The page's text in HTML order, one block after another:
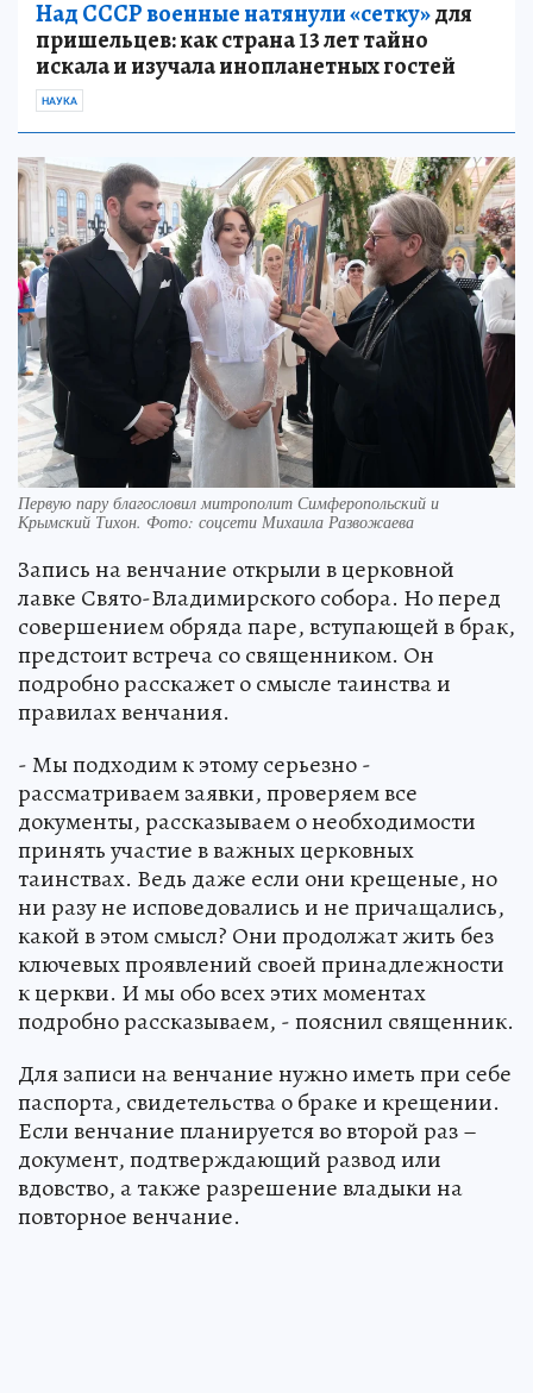
Над СССР военные натянули «сетку»для
пришельцев: как страна 13 лет тайно
искала и изучала инопланетных гостей
НАУКА
Первую пару благословил митрополит Симферопольский и
Крымский Тихон. Фото: соцсети Михаила Развожаева
Запись на венчание открыли в церковной
лавке Свято-Владимирского собора. Но перед
совершением обряда паре, вступающей в брак,
предстоит встреча со священником. Он
подробно расскажет о смысле таинства и
правилах венчания.
- Мы подходим к этому серьезно -
рассматриваем заявки, проверяем все
документы, рассказываем о необходимости
принять участие в важных церковных
таинствах. Ведь даже если они крещеные, но
ни разу не исповедовались и не причащались,
какой в этом смысл? Они продолжат жить без
ключевых проявлений своей принадлежности
к церкви. И мы обо всех этих моментах
подробно рассказываем, - пояснил священник.
Для записи на венчание нужно иметь при себе
паспорта, свидетельства о браке и крещении.
Если венчание планируется во второй раз –
документ, подтверждающий развод или
вдовство, а также разрешение владыки на
повторное венчание.